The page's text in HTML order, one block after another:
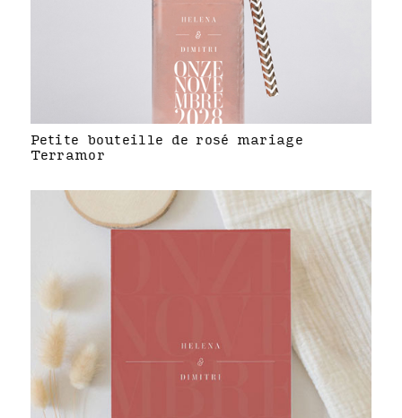
Petite bouteille de rosé mariage
Terramor